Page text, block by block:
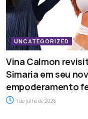
UNCATEGORIZED
Vina Calmon
Simaria em seu
empoderamento
1 de julho de 2026